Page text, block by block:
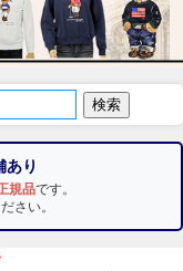
あり
規品です。
さい。